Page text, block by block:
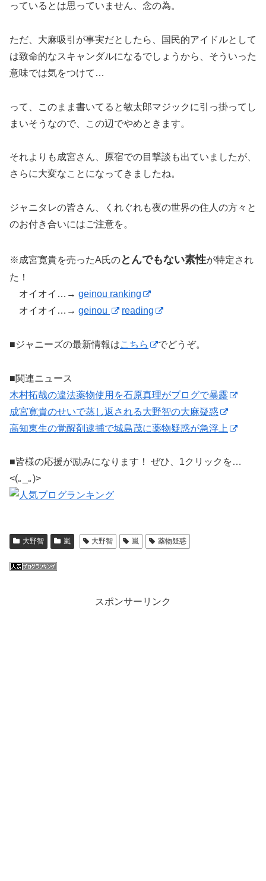
っているとは思っていません、念の為。
ただ、大麻吸引が事実だとしたら、国民的アイドルとして
は致命的なスキャンダルになるでしょうから、そういった
意味では気をつけて…
って、このまま書いてると敏太郎マジックに引っ掛ってし
まいそうなので、この辺でやめときます。
それよりも成宮さん、原宿での目撃談も出ていましたが、
さらに大変なことになってきましたね。
ジャニタレの皆さん、くれぐれも夜の世界の住人の方々と
のお付き合いにはご注意を。
※成宮寛貴を売ったA氏のとんでもない素性が特定され
た！
オイオイ…→ geinou ranking
オイオイ…→ geinou reading
■ジャニーズの最新情報はこちら でどうぞ。
■関連ニュース
木村拓哉の違法薬物使用を石原真理がブログで暴露
成宮寛貴のせいで蒸し返される大野智の大麻疑惑
高知東生の覚醒剤逮捕で城島茂に薬物疑惑が急浮上
■皆様の応援が励みになります！ ぜひ、1クリックを…
<(｡_｡)>
大野智 嵐 大野智 嵐 薬物疑惑
スポンサーリンク